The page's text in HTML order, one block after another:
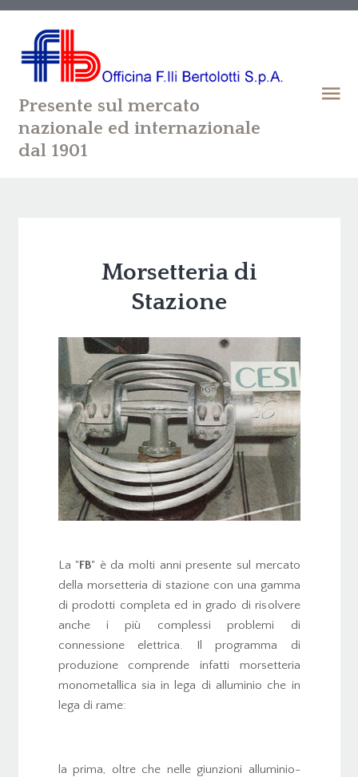
Presente sul mercato
nazionale ed internazionale
dal 1901
Morsetteria di
Stazione
La "FB" è da molti anni presente sul mercato
della morsetteria di stazione con una gamma
di prodotti completa ed in grado di risolvere
anche i più complessi problemi di
connessione elettrica. Il programma di
produzione comprende infatti morsetteria
monometallica sia in lega di alluminio che in
lega di rame:
la prima, oltre che nelle giunzioni alluminio-